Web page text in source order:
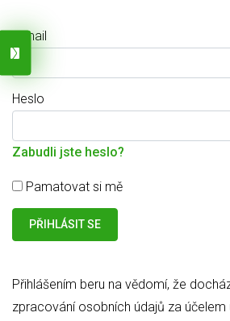
E-mail
Heslo
Zabudli jste heslo?
Pamatovat si mě
Přihlášením beru na vědomí, že
zpracování osobních údajů za účelem